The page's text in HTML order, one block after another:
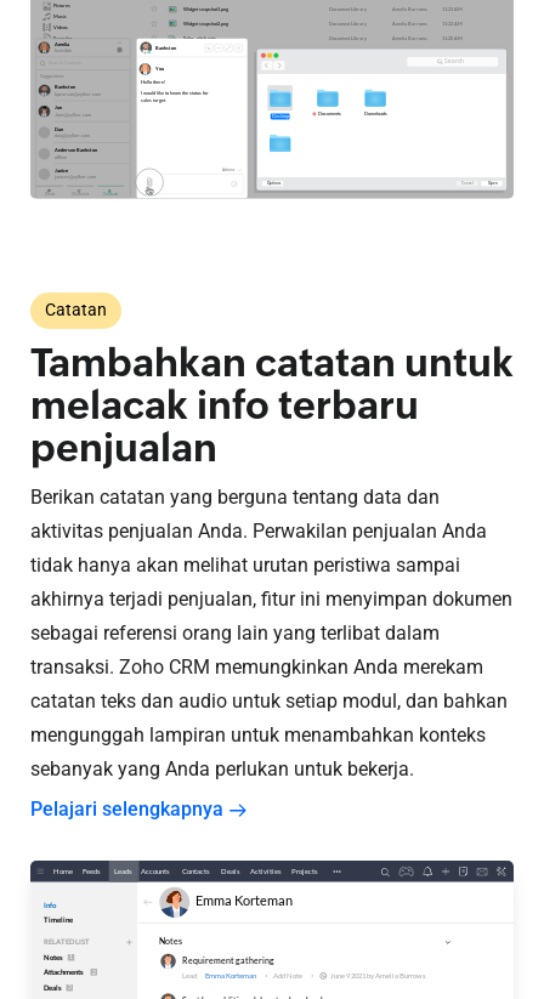
Catatan
Tambahkan catatan untuk
melacak info terbaru
penjualan
Berikan catatan yang berguna tentang data dan
aktivitas penjualan Anda. Perwakilan penjualan Anda
tidak hanya akan melihat urutan peristiwa sampai
akhirnya terjadi penjualan, fitur ini menyimpan dokumen
sebagai referensi orang lain yang terlibat dalam
transaksi. Zoho CRM memungkinkan Anda merekam
catatan teks dan audio untuk setiap modul, dan bahkan
mengunggah lampiran untuk menambahkan konteks
sebanyak yang Anda perlukan untuk bekerja.
Pelajari selengkapnya